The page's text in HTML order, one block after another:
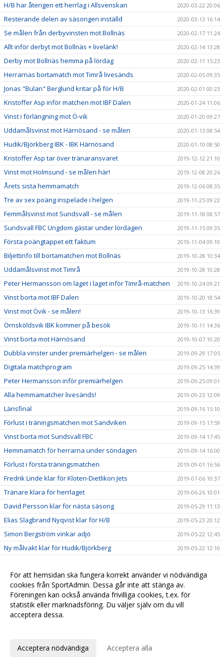
H/B har återigen ett herrlag i Allsvenskan 2020-03-22 20:06
Resterande delen av säsongen inställd 2020-03-13 16:14
Se målen från derbyvinsten mot Bollnäs 2020-02-17 11:24
Allt inför derbyt mot Bollnäs + livelänk! 2020-02-14 13:28
Derby mot Bollnäs hemma på lördag 2020-02-11 15:23
Herrarnas bortamatch mot Timrå livesänds 2020-02-05 09:35
Jonas "Bulan" Berglund kritar på för H/B 2020-02-01 00:23
Kristoffer Asp inför matchen mot IBF Dalen 2020-01-24 11:06
Vinst i förlängning mot Ö-vik 2020-01-20 09:27
Uddamålsvinst mot Härnösand - se målen 2020-01-13 08:54
Hudik/Björkberg IBK - IBK Härnösand 2020-01-10 08:50
Kristoffer Asp tar över tränaransvaret 2019-12-12 21:10
Vinst mot Holmsund - se målen här! 2019-12-08 20:26
Årets sista hemmamatch 2019-12-06 08:35
Tre av sex poäng inspelade i helgen 2019-11-25 09:22
Femmålsvinst mot Sundsvall - se målen 2019-11-18 08:57
Sundsvall FBC Ungdom gästar under lördagen 2019-11-15 09:35
Första poängtappet ett faktum 2019-11-04 09:10
Biljettinfo till bortamatchen mot Bollnäs 2019-10-28 10:34
Uddamålsvinst mot Timrå 2019-10-28 10:28
Peter Hermansson om läget i laget inför Timrå-matchen 2019-10-24 09:21
Vinst borta mot IBF Dalen 2019-10-20 18:54
Vinst mot Övik - se målen! 2019-10-13 16:39
Örnsköldsvik IBK kommer på besök 2019-10-11 14:36
Vinst borta mot Härnösand 2019-10-07 10:20
Dubbla vinster under premiärhelgen - se målen 2019-09-29 17:05
Digitala matchprogram 2019-09-25 14:39
Peter Hermansson inför premiärhelgen 2019-09-25 09:01
Alla hemmamatcher livesänds! 2019-09-23 12:09
Länsfinal 2019-09-16 15:10
Förlust i träningsmatchen mot Sandviken 2019-09-15 17:59
Vinst borta mot Sundsvall FBC 2019-09-14 17:45
Hemmamatch för herrarna under söndagen 2019-09-14 16:00
Förlust i första träningsmatchen 2019-09-01 16:56
Fredrik Linde klar för Kloten-Dietlikon Jets 2019-07-06 10:37
Tränare klara för herrlaget 2019-06-26 10:01
David Persson klar för nästa säsong 2019-05-29 11:13
Elias Slagbrand Nyqvist klar för H/B 2019-05-23 20:12
Simon Bergström vinkar adjö 2019-05-22 12:45
Ny målvakt klar för Hudik/Björkberg 2019-05-22 12:10
Rasmus Blid klar för nästa säsong 2019-05-15 17:59
Erik Kindlund klar för nästa säsong 2019-05-10 13:00
Olle Pettersson klar för nästa säsong 2019-05-08 09:56
Viktor Jansson klar för nästa säsong
Nedflyttning
För att hemsidan ska fungera korrekt använder vi nödvändiga
cookies från SportAdmin. Dessa går inte att stänga av.
Föreningen kan också använda frivilliga cookies, t.ex. för
statistik eller marknadsföring. Du väljer själv om du vill
acceptera dessa.
Acceptera nödvändiga Acceptera alla